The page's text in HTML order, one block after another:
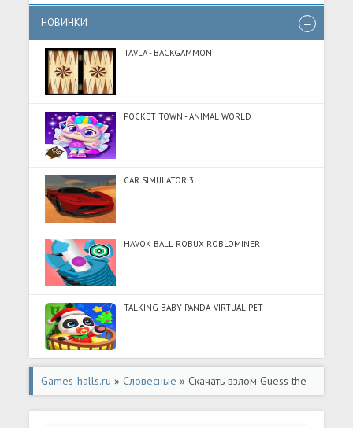
НОВИНКИ
TAVLA - BACKGAMMON
POCKET TOWN - ANIMAL WORLD
CAR SIMULATOR 3
HAVOK BALL ROBUX ROBLOMINER
TALKING BABY PANDA-VIRTUAL PET
Games-halls.ru » Словесные » Скачать взлом Guess the
Word : Word Puzzle [МОД Menu] - последняя версия apk